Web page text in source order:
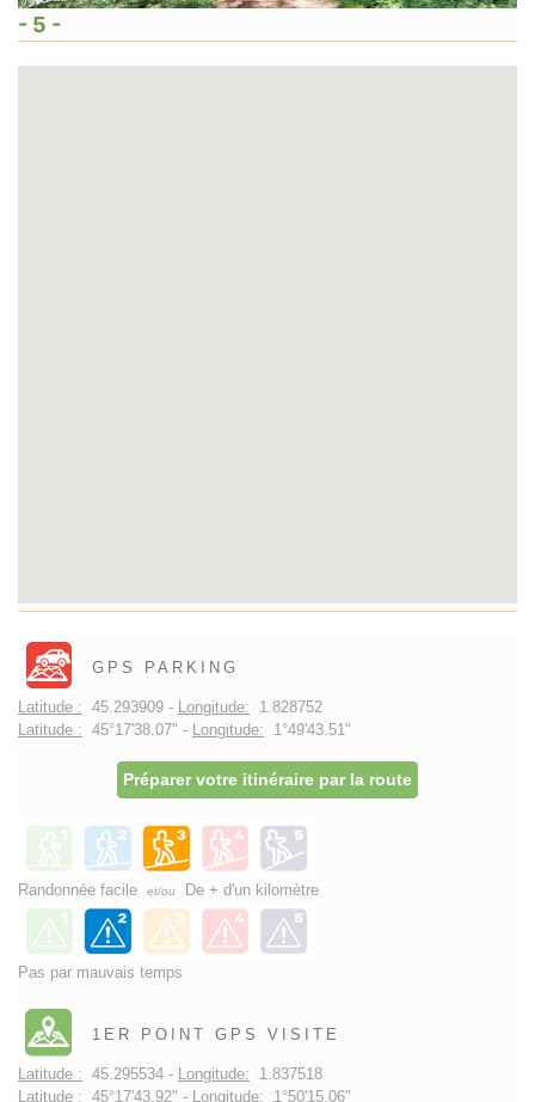
- 5 -
GPS PARKING
Latitude : 45.293909 - Longitude: 1.828752
Latitude : 45°17'38.07" - Longitude: 1°49'43.51"
Préparer votre itinéraire par la route
Randonnée facile et/ou De + d'un kilomètre
Pas par mauvais temps
1ER POINT GPS VISITE
Latitude : 45.295534 - Longitude: 1.837518
Latitude : 45°17'43.92" - Longitude: 1°50'15.06"